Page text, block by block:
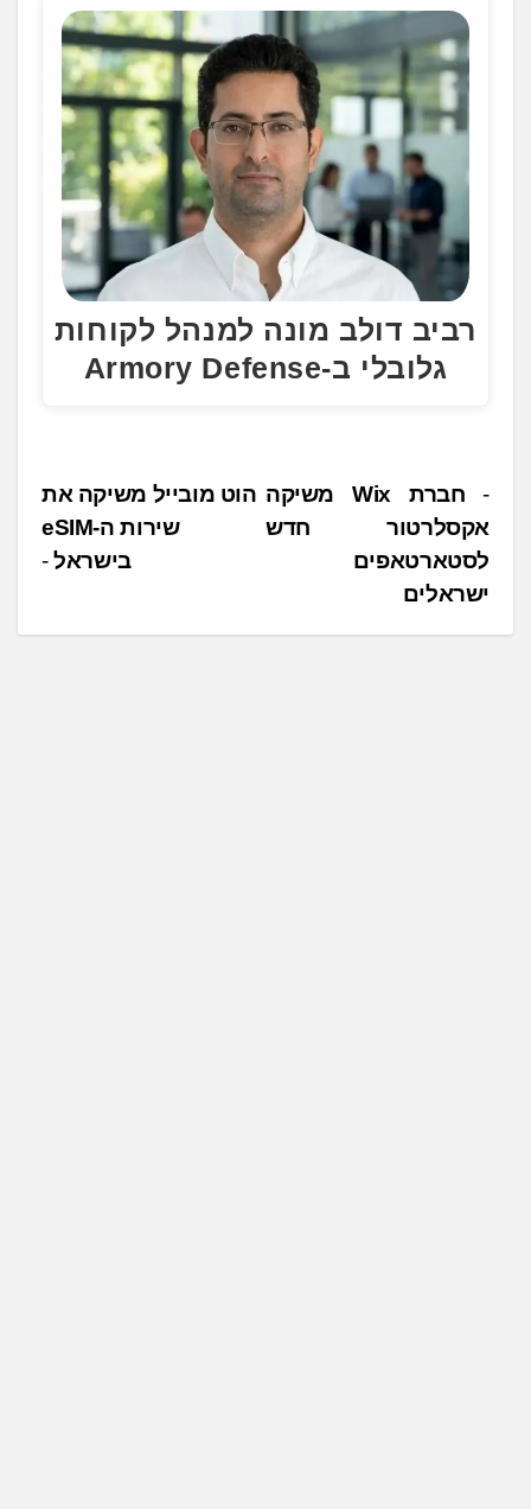
רביב דולב מונה למנהל לקוחות
גלובלי ב-Armory Defense
נ
י
ו
הוט מובייל משיקה את
שירות ה-eSIM
בישראל
חברת Wix משיקה
אקסלרטור חדש
לסטארטאפים
ישראלים